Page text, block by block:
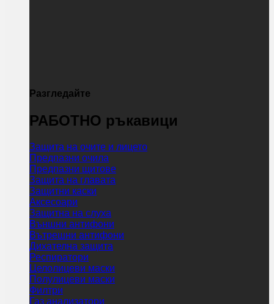
Разгледайте
РАБОТНО ръкавици
Защита на очите и лицето
Предпазни очила
Предпазни щитове
Защита на главата
Защитни каски
Аксесоари
Защитна на слуха
Външни антифони
Вътрешни антифони
Дихателна защита
Респиратори
Целолицеви маски
Полулицеви маски
Филтри
Газ анализатори